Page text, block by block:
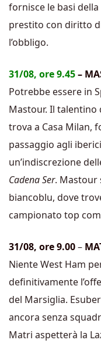
fornisce le basi
prestito con diritto
l’obbligo.
31/08, ore 9.45–
Potrebbe essere in
Mastour. Il
trova a Casa Milan,
passaggio agli
un’indiscrezione
Cadena Ser. Mastour
biancoblu, dove
campionato top
31/08, ore 9.00–
Niente West Ham
definitivamente
del Marsiglia.
ancora senza
Matri aspetterà la